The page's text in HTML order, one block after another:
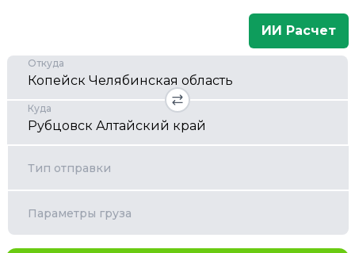
ИИ Расчет
Откуда
Куда
Тип отправки
Параметры груза